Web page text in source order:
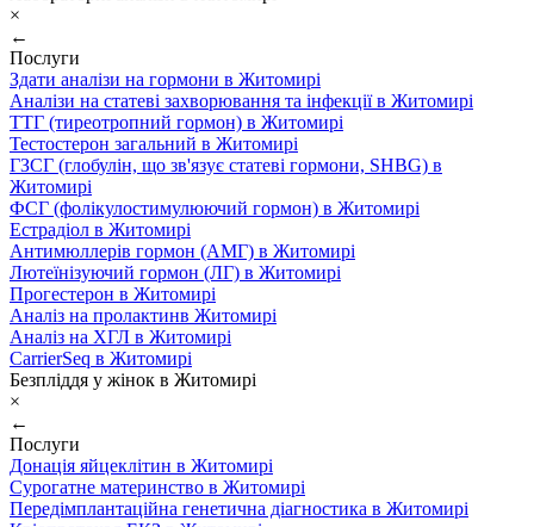
×
←
Послуги
Здати аналізи на гормони в Житомирі
Аналізи на статеві захворювання та інфекції в Житомирі
ТТГ (тиреотропний гормон) в Житомирі
Тестостерон загальний в Житомирі
ГЗСГ (глобулін, що зв'язує статеві гормони, SHBG) в
Житомирі
ФСГ (фолікулостимулюючий гормон) в Житомирі
Естрадіол в Житомирі
Антимюллерів гормон (АМГ) в Житомирі
Лютеїнізуючий гормон (ЛГ) в Житомирі
Прогестерон в Житомирі
Аналіз на пролактинв Житомирі
Аналіз на ХГЛ в Житомирі
CarrierSeq в Житомирі
Безпліддя у жінок в Житомирі
×
←
Послуги
Донація яйцеклітин в Житомирі
Сурогатне материнство в Житомирі
Передімплантаційна генетична діагностика в Житомирі